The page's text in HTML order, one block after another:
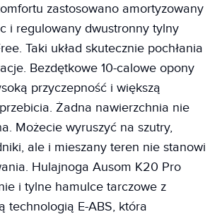
zastosowano amortyzowany
i regulowany dwustronny tylny
Taki układ skutecznie pochłania
Bezdętkowe 10-calowe opony
przyczepność i większą
Żadna nawierzchnia nie
Możecie wyruszyć na szutry,
ale i mieszany teren nie stanowi
Hulajnoga Ausom K20 Pro
i tylne hamulce tarczowe z
technologią E-ABS, która